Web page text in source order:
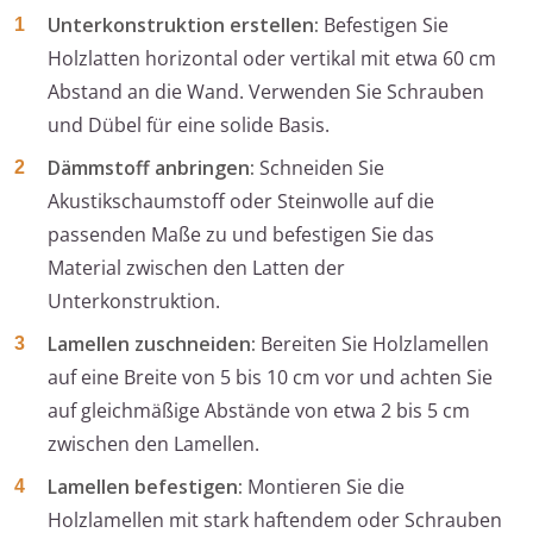
Unterkonstruktion erstellen: Befestigen Sie
Holzlatten horizontal oder vertikal mit etwa 60 cm
Abstand an die Wand. Verwenden Sie Schrauben
und Dübel für eine solide Basis.
Dämmstoff anbringen: Schneiden Sie
Akustikschaumstoff oder Steinwolle auf die
passenden Maße zu und befestigen Sie das
Material zwischen den Latten der
Unterkonstruktion.
Lamellen zuschneiden: Bereiten Sie Holzlamellen
auf eine Breite von 5 bis 10 cm vor und achten Sie
auf gleichmäßige Abstände von etwa 2 bis 5 cm
zwischen den Lamellen.
Lamellen befestigen: Montieren Sie die
Holzlamellen mit stark haftendem oder Schrauben